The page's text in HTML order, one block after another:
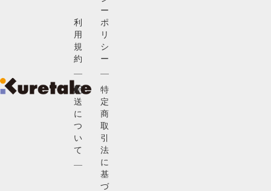
利
用
規
約
配
送
に
つ
い
て
ー
ポ
リ
シ
ー
特
定
商
取
引
法
に
基
づ